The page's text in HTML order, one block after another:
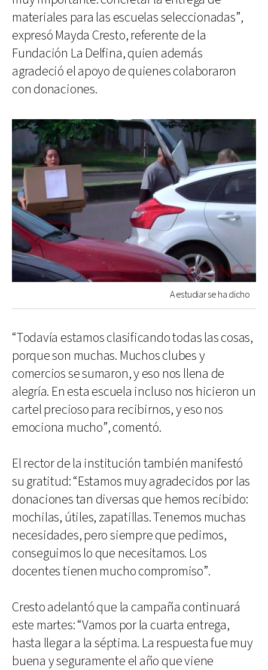
materiales para las escuelas seleccionadas”,
expresó Mayda Cresto, referente de la
Fundación La Delfina, quien además
agradeció el apoyo de quienes colaboraron
con donaciones.
A estudiar se ha dicho
“Todavía estamos clasificando todas las cosas,
porque son muchas. Muchos clubes y
comercios se sumaron, y eso nos llena de
alegría. En esta escuela incluso nos hicieron un
cartel precioso para recibirnos, y eso nos
emociona mucho”, comentó.
El rector de la institución también manifestó
su gratitud: “Estamos muy agradecidos por las
donaciones tan diversas que hemos recibido:
mochilas, útiles, zapatillas. Tenemos muchas
necesidades, pero siempre que pedimos,
conseguimos lo que necesitamos. Los
docentes tienen mucho compromiso”.
Cresto adelantó que la campaña continuará
este martes: “Vamos por la cuarta entrega,
hasta llegar a la séptima. La respuesta fue muy
buena y seguramente el año que viene